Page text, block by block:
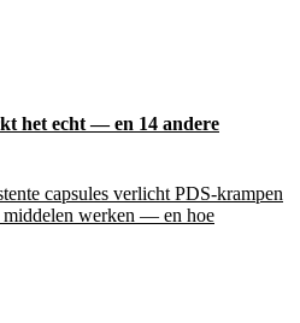
het echt — en 14 andere
capsules verlicht PDS-krampen
middelen werken — en hoe